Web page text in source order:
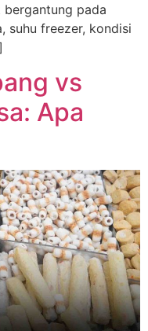
pada
suhu freezer, kondisi
vs
Apa